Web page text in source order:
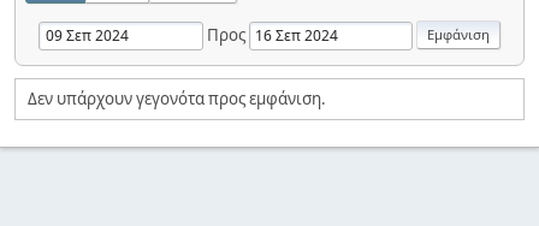
Προς
Δεν υπάρχουν γεγονότα προς εμφάνιση.